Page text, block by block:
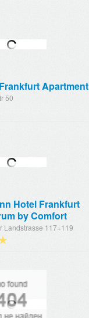
Apartment
50
Hotel Frankfurt
by Comfort
Landstrasse 117+119